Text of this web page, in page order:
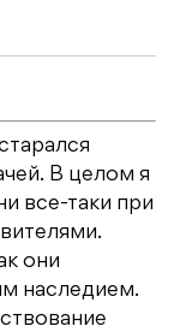
В целом я
все-таки при
они
наследием.